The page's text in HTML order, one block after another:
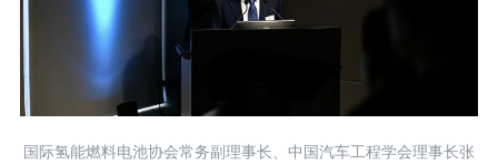
国际氢能燃料电池协会常务副理事长、中国汽车工程学会理事长张